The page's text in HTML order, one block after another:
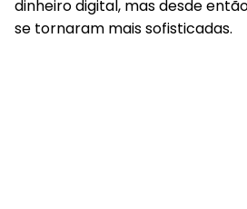
dinheiro digital, mas desde
se tornaram mais sofisticadas.